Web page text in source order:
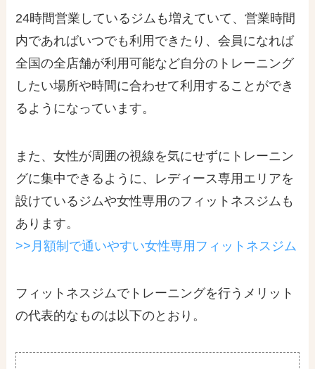
24時間営業しているジムも増えていて、営業時間
内であればいつでも利用できたり、会員になれば
全国の全店舗が利用可能など自分のトレーニング
したい場所や時間に合わせて利用することができ
るようになっています。
また、女性が周囲の視線を気にせずにトレーニン
グに集中できるように、レディース専用エリアを
設けているジムや女性専用のフィットネスジムも
あります。
>>月額制で通いやすい女性専用フィットネスジム
フィットネスジムでトレーニングを行うメリット
の代表的なものは以下のとおり。